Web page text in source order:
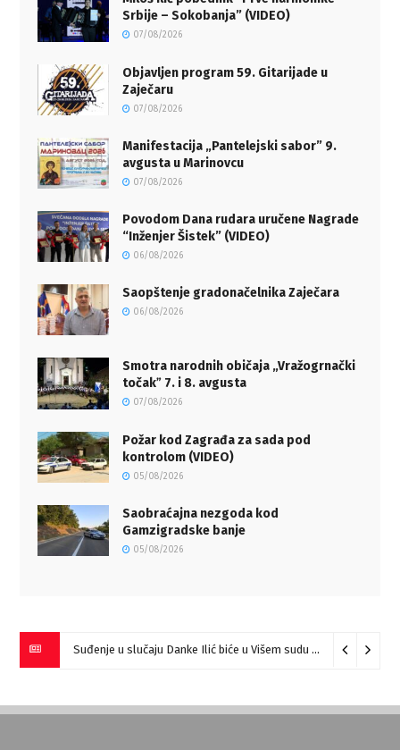
Srbije – Sokobanja” (VIDEO)
07/08/2026
Objavljen program 59. Gitarijade u
Zaječaru
07/08/2026
Manifestacija „Pantelejski sabor” 9.
avgusta u Marinovcu
07/08/2026
Povodom Dana rudara uručene Nagrade
“Inženjer Šistek” (VIDEO)
06/08/2026
Saopštenje gradonačelnika Zaječara
06/08/2026
Smotra narodnih običaja „Vražogrnački
točakˮ 7. i 8. avgusta
07/08/2026
Požar kod Zagrađa za sada pod
kontrolom (VIDEO)
05/08/2026
Saobraćajna nezgoda kod
Gamzigradske banje
05/08/2026
Miloš Ilić pobednik “Prve harmonike Srbije – Sokobanja” (VIDEO)